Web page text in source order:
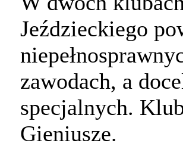
Jeździeckiego
zawodach, a
specjalnych.
Gieniusze.